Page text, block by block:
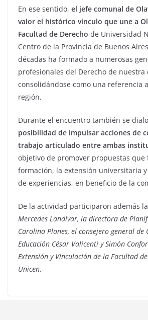
En ese sentido, el jefe comunal de
valor el histórico vínculo que une a
Facultad de Derecho de Universidad
Centro de la Provincia de Buenos
décadas ha formado a numerosas
profesionales del Derecho de nuestra
consolidándose como una referencia
región.
Durante el encuentro también se
posibilidad de impulsar acciones de
trabajo articulado entre ambas
objetivo de promover propuestas que
formación, la extensión universitaria
de experiencias, en beneficio de la
De la actividad participaron además la
Mercedes Landívar, la directora de
Carolina Planes, el consejero general de
Educación César Valicenti y Simón
Extensión y Vinculación de la Facultad
Unicen.